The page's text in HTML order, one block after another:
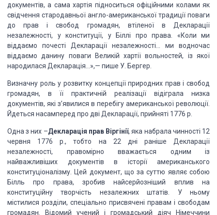
докумен­тів, а сама хартія підноситься офіційними колами як
свідчення стародавньої англо-американської традиції поваги
до прав і свобод громадян, втіленої в Декларації
незалежності, у конституції, у Біл­лі про права. «Коли ми
віддаємо почесті Декларації незалежнос­ті… ми водночас
віддаємо данину поваги Великій хартії вольностей, із якої
народилася Декларація…»,— пише У. Бергер.
Визначну роль у розвитку концепції природних прав і свобод
громадян, в її практичній реалізації відіграла низка
документів, які з’явилися в перебігу американської революції.
Йдеться насамперед про дві Декларації, прийняті 1776 р.
Одна з них –Декларація прав Віргінії, яка набрала чинності 12
червня 1776 р., тобто на 22 дні раніше Декларації
незалежності, правомірно вважається одним із
найважливіших документів в історіїамериканського
конституціоналізму. Цей документ, що за суттю являє собою
Білль про права, зробив найсерйозніший вплив на
конституційну творчість незалежнихштатів. У ньому
містилися розділи, спеціально присвячені правам і свободам
громадян. Відомий учений і громадський діяч Німеччини